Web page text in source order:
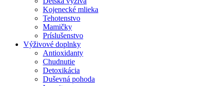
Kojenecké mlieka
Tehotenstvo
Mamičky
Príslušenstvo
Výživové doplnky
Antioxidanty
Chudnutie
Detoxikácia
Duševná pohoda